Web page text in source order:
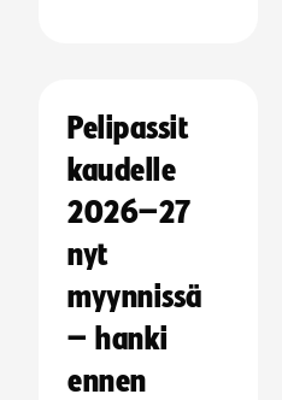
Pelipassit
kaudelle
2026–27
nyt
myynnissä
– hanki
ennen